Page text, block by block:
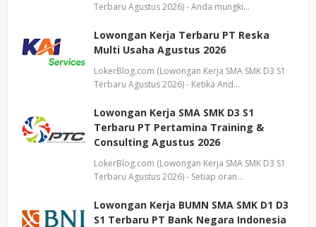
Terbaru Agustus 2026) - Anda mungki…
Lowongan Kerja Terbaru PT Reska
Multi Usaha Agustus 2026
LokerBlog.com (Lowongan Kerja SMA SMK D3 S1
Terbaru Agustus 2026) - Ketika And…
Lowongan Kerja SMA SMK D3 S1
Terbaru PT Pertamina Training &
Consulting Agustus 2026
LokerBlog.com (Lowongan Kerja SMA SMK D3 S1
Terbaru Agustus 2026) - Setiap oran…
Lowongan Kerja BUMN SMA SMK D1 D3
S1 Terbaru PT Bank Negara Indonesia